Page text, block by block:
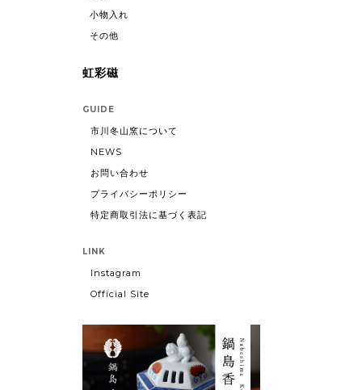
小物入れ
その他
虹彩磁
GUIDE
市川冬山窯について
NEWS
お問い合わせ
プライバシーポリシー
特定商取引法に基づく表記
LINK
Instagram
Official Site